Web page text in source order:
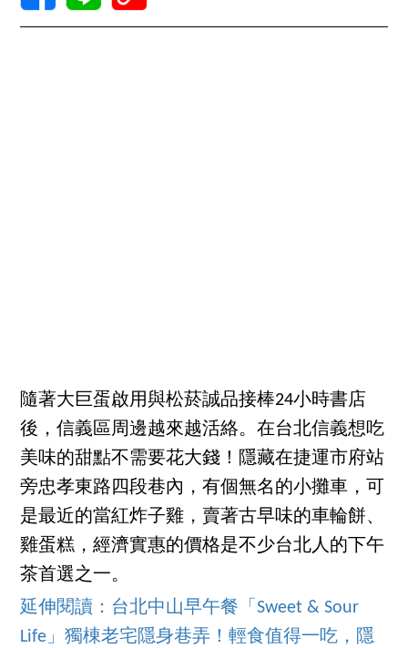
隨著大巨蛋啟用與松菸誠品接棒24小時書店
後，信義區周邊越來越活絡。在台北信義想吃
美味的甜點不需要花大錢！隱藏在捷運市府站
旁忠孝東路四段巷內，有個無名的小攤車，可
是最近的當紅炸子雞，賣著古早味的車輪餅、
雞蛋糕，經濟實惠的價格是不少台北人的下午
茶首選之一。
延伸閱讀：台北中山早午餐「Sweet & Sour
Life」獨棟老宅隱身巷弄！輕食值得一吃，隱